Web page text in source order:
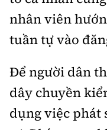
Tổng biên tập:
Phó Tổng biên tập:
Hotline:
0901 514 7990915
Email:
nhân viên
tuần tự vào
Để người dân
dây chuyền
dụng việc phát